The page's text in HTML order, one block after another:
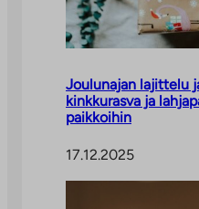
Joulunajan lajittelu
kinkkurasva ja
paikkoihin
17.12.2025